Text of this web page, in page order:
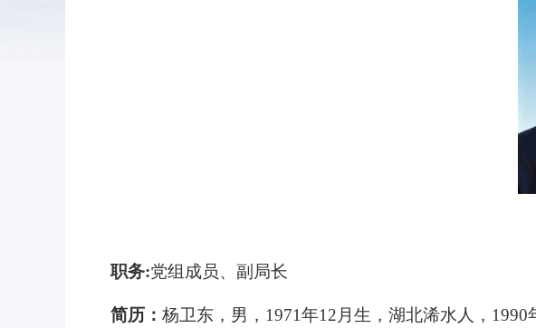
职务:党组成员、副局长
简历： 杨卫东，男，1971年12月生，湖北浠水人，